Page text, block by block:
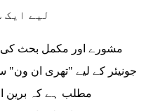
لیے ایک
مشورے اور مکمل بحث کی
جونیئر کے لیے "تھری ان
مطلب ہے کہ برین